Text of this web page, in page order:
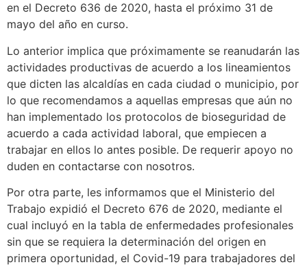
en el Decreto 636 de 2020, hasta el próximo 31 de
mayo del año en curso.
Lo anterior implica que próximamente se reanudarán las
actividades productivas de acuerdo a los lineamientos
que dicten las alcaldías en cada ciudad o municipio, por
lo que recomendamos a aquellas empresas que aún no
han implementado los protocolos de bioseguridad de
acuerdo a cada actividad laboral, que empiecen a
trabajar en ellos lo antes posible. De requerir apoyo no
duden en contactarse con nosotros.
Por otra parte, les informamos que el Ministerio del
Trabajo expidió el Decreto 676 de 2020, mediante el
cual incluyó en la tabla de enfermedades profesionales
sin que se requiera la determinación del origen en
primera oportunidad, el Covid-19 para trabajadores del